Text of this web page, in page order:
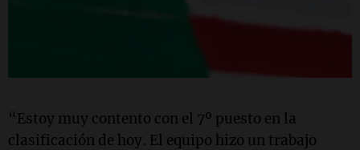
“Estoy muy contento con el 7º puesto en la
clasificación de hoy. El equipo hizo un trabajo